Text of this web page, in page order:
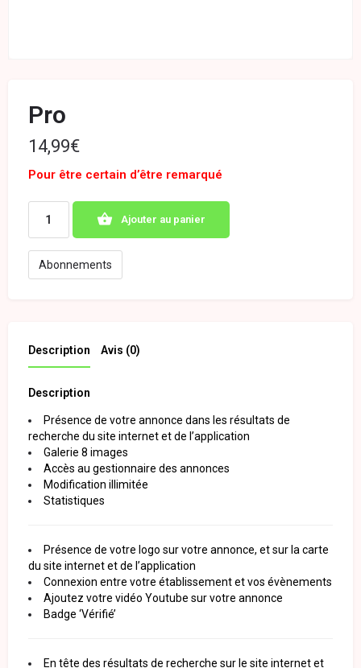
Pro
14,99€
Pour être certain d’être remarqué
Ajouter au panier
Abonnements
Description Avis (0)
Description
Présence de votre annonce dans les résultats de
recherche du site internet et de l’application
Galerie 8 images
Accès au gestionnaire des annonces
Modification illimitée
Statistiques
Présence de votre logo sur votre annonce, et sur la carte
du site internet et de l’application
Connexion entre votre établissement et vos évènements
Ajoutez votre vidéo Youtube sur votre annonce
Badge ‘Vérifié’
En tête des résultats de recherche sur le site internet et